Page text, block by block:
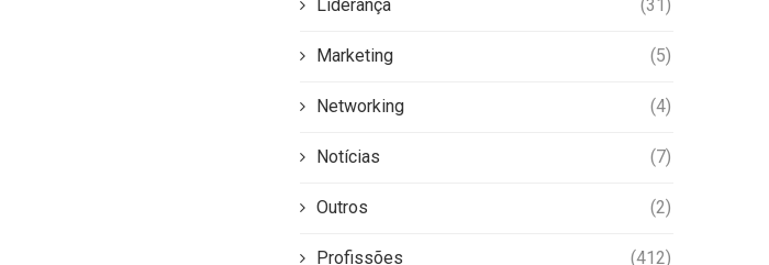
Liderança (31)
Marketing (5)
Networking (4)
Notícias (7)
Outros (2)
Profissões (412)